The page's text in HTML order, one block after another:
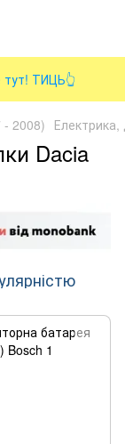
ТИЦЬ👆
- 2008) Електрика,
Dacia